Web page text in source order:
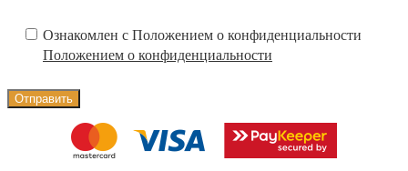
Ознакомлен с Положением о конфиденциальности
Положением о конфиденциальности